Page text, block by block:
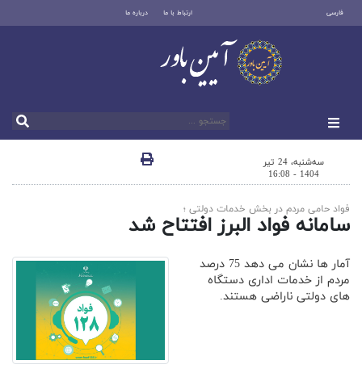
فارسی ارتباط با ما درباره ما
سه‌شنبه، 24 تیر
1404 - 16:08
فواد حامی مردم در بخش خدمات دولتی ؛
سامانه فواد البرز افتتاح شد
آمار ها نشان می دهد 75 درصد
مردم از خدمات اداری دستگاه
های دولتی ناراضی هستند.